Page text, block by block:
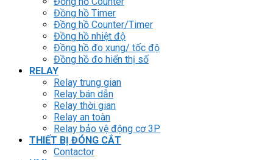
Đồng hồ Timer
Đồng hồ Counter/Timer
Đồng hồ nhiệt độ
Đồng hồ đo xung/ tốc độ
Đồng hồ đo hiển thị số
RELAY
Relay trung gian
Relay bán dẫn
Relay thời gian
Relay an toàn
Relay bảo vệ động cơ 3P
THIẾT BỊ ĐÓNG CẮT
Contactor